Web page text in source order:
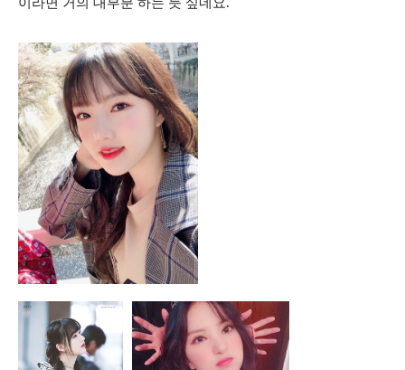
이라면 거의 대부분 하는 듯 싶네요.